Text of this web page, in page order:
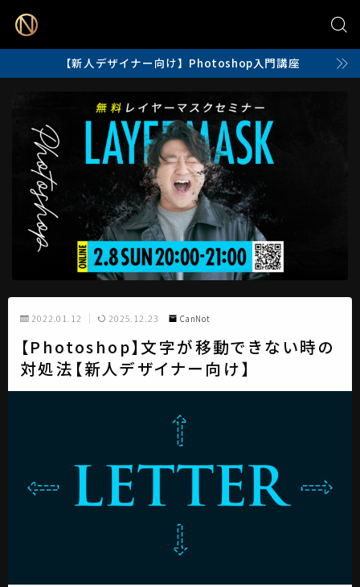
【新人デザイナー向け】Photoshop入門講座
2022.01.12 2025.12.23 CanNot
【Photoshop】文字が移動できない時の
対処法【新人デザイナー向け】